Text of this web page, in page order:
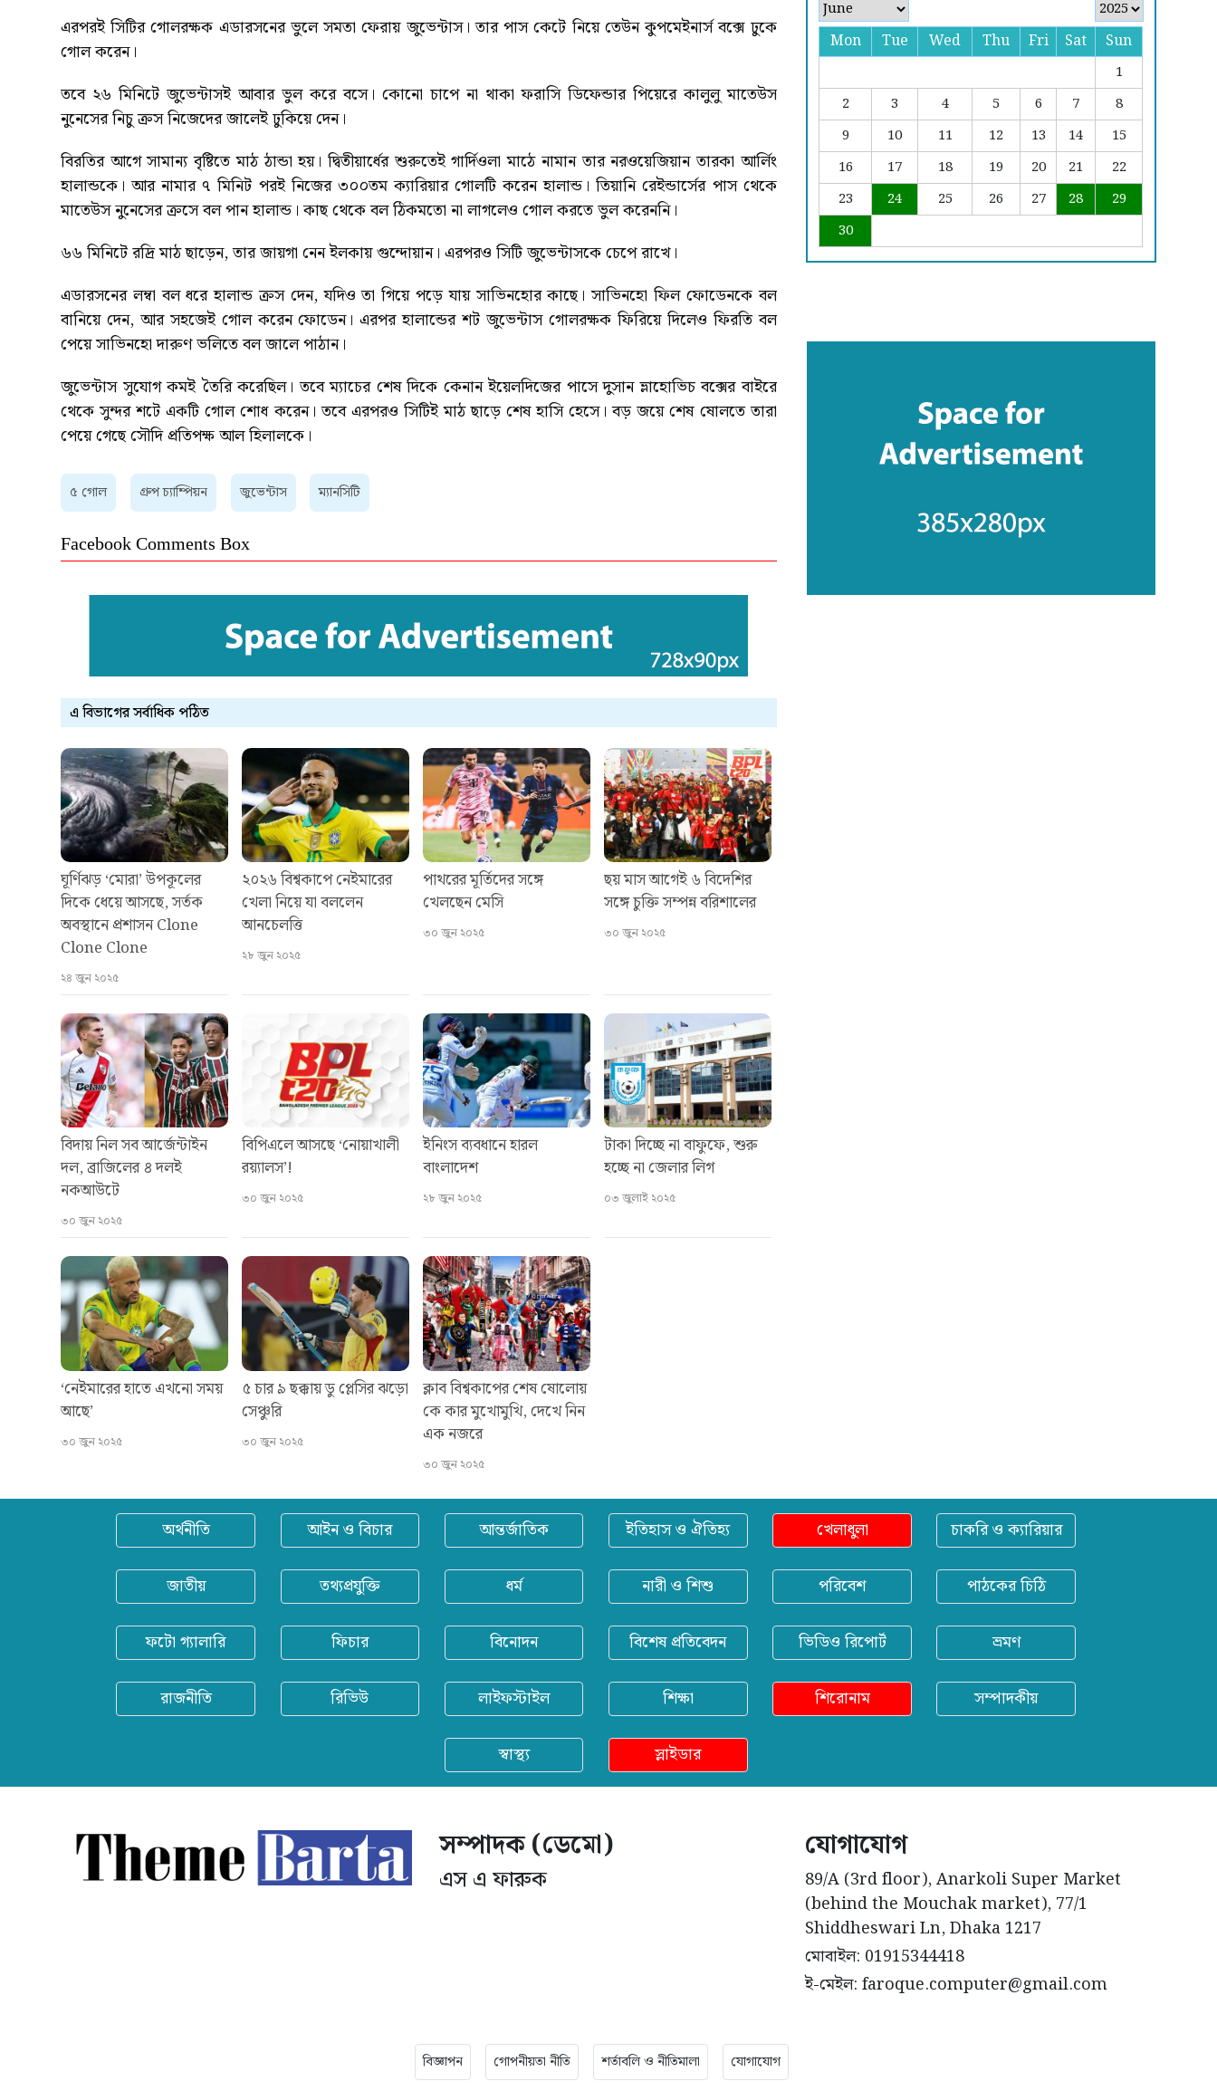
এরপরই সিটির গোলরক্ষক এডারসনের ভুলে সমতা ফেরায় জুভেন্টাস। তার পাস কেটে নিয়ে তেউন কুপমেইনার্স বক্সে ঢুকে
গোল করেন।
তবে ২৬ মিনিটে জুভেন্টাসই আবার ভুল করে বসে। কোনো চাপে না থাকা ফরাসি ডিফেন্ডার পিয়েরে কালুলু মাতেউস
নুনেসের নিচু ক্রস নিজেদের জালেই ঢুকিয়ে দেন।
বিরতির আগে সামান্য বৃষ্টিতে মাঠ ঠান্ডা হয়। দ্বিতীয়ার্ধের শুরুতেই গার্দিওলা মাঠে নামান তার নরওয়েজিয়ান তারকা আর্লিং
হালান্ডকে। আর নামার ৭ মিনিট পরই নিজের ৩০০তম ক্যারিয়ার গোলটি করেন হালান্ড। তিয়ানি রেইন্ডার্সের পাস থেকে
মাতেউস নুনেসের ক্রসে বল পান হালান্ড। কাছ থেকে বল ঠিকমতো না লাগলেও গোল করতে ভুল করেননি।
৬৬ মিনিটে রদ্রি মাঠ ছাড়েন, তার জায়গা নেন ইলকায় গুন্দোয়ান। এরপরও সিটি জুভেন্টাসকে চেপে রাখে।
এডারসনের লম্বা বল ধরে হালান্ড ক্রস দেন, যদিও তা গিয়ে পড়ে যায় সাভিনহোর কাছে। সাভিনহো ফিল ফোডেনকে বল
বানিয়ে দেন, আর সহজেই গোল করেন ফোডেন। এরপর হালান্ডের শট জুভেন্টাস গোলরক্ষক ফিরিয়ে দিলেও ফিরতি বল
পেয়ে সাভিনহো দারুণ ভলিতে বল জালে পাঠান।
জুভেন্টাস সুযোগ কমই তৈরি করেছিল। তবে ম্যাচের শেষ দিকে কেনান ইয়েলদিজের পাসে দুসান ভ্লাহোভিচ বক্সের বাইরে
থেকে সুন্দর শটে একটি গোল শোধ করেন। তবে এরপরও সিটিই মাঠ ছাড়ে শেষ হাসি হেসে। বড় জয়ে শেষ ষোলতে তারা
পেয়ে গেছে সৌদি প্রতিপক্ষ আল হিলালকে।
৫ গোল গ্রুপ চ্যাম্পিয়ন জুভেন্টাস ম্যানসিটি
Facebook Comments Box
এ বিভাগের সর্বাধিক পঠিত
ঘূর্ণিঝড় ‘মোরা’ উপকূলের
দিকে ধেয়ে আসছে, সর্তক
অবস্থানে প্রশাসন Clone
Clone Clone
২৪ জুন ২০২৫
২০২৬ বিশ্বকাপে নেইমারের
খেলা নিয়ে যা বললেন
আনচেলত্তি
২৮ জুন ২০২৫
পাথরের মূর্তিদের সঙ্গে
খেলছেন মেসি
৩০ জুন ২০২৫
ছয় মাস আগেই ৬ বিদেশির
সঙ্গে চুক্তি সম্পন্ন বরিশালের
৩০ জুন ২০২৫
বিদায় নিল সব আর্জেন্টাইন
দল, ব্রাজিলের ৪ দলই
নকআউটে
৩০ জুন ২০২৫
বিপিএলে আসছে ‘নোয়াখালী
রয়্যালস’!
৩০ জুন ২০২৫
ইনিংস ব্যবধানে হারল
বাংলাদেশ
২৮ জুন ২০২৫
টাকা দিচ্ছে না বাফুফে, শুরু
হচ্ছে না জেলার লিগ
০৩ জুলাই ২০২৫
‘নেইমারের হাতে এখনো সময়
আছে’
৩০ জুন ২০২৫
৫ চার ৯ ছক্কায় ডু প্লেসির ঝড়ো
সেঞ্চুরি
৩০ জুন ২০২৫
ক্লাব বিশ্বকাপের শেষ ষোলোয়
কে কার মুখোমুখি, দেখে নিন
এক নজরে
৩০ জুন ২০২৫
Mon Tue Wed Thu Fri Sat Sun
1
2
3 4 5 6 7
8
9
10 11 12 13 14
15
16
17 18 19 20 21
22
23
24 25 26 27 28
29
30
অর্থনীতি আইন ও বিচার আন্তর্জাতিক ইতিহাস ও ঐতিহ্য খেলাধুলা চাকরি ও ক্যারিয়ার
জাতীয় তথ্যপ্রযুক্তি ধর্ম নারী ও শিশু পরিবেশ পাঠকের চিঠি
ফটো গ্যালারি ফিচার বিনোদন বিশেষ প্রতিবেদন ভিডিও রিপোর্ট ভ্রমণ
রাজনীতি রিভিউ লাইফস্টাইল শিক্ষা শিরোনাম সম্পাদকীয়
স্বাস্থ্য স্লাইডার
সম্পাদক (ডেমো)
এস এ ফারুক
যোগাযোগ
89/A (3rd floor), Anarkoli Super Market
(behind the Mouchak market), 77/1
Shiddheswari Ln, Dhaka 1217
মোবাইল: 01915344418
ই-মেইল: faroque.computer@gmail.com
বিজ্ঞাপন গোপনীয়তা নীতি শর্তাবলি ও নীতিমালা যোগাযোগ